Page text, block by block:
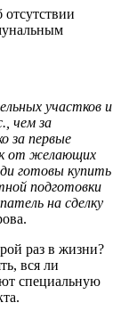
отсутствии
участков и
чем за
за первые
от желающих
готовы купить
подготовки
на сделку
раз в жизни?
вся ли
специальную